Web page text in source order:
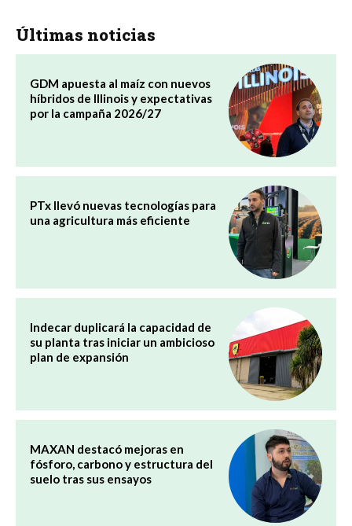
Últimas noticias
GDM apuesta al maíz con nuevos
híbridos de Illinois y expectativas
por la campaña 2026/27
PTx llevó nuevas tecnologías para
una agricultura más eficiente
Indecar duplicará la capacidad de
su planta tras iniciar un ambicioso
plan de expansión
MAXAN destacó mejoras en
fósforo, carbono y estructura del
suelo tras sus ensayos